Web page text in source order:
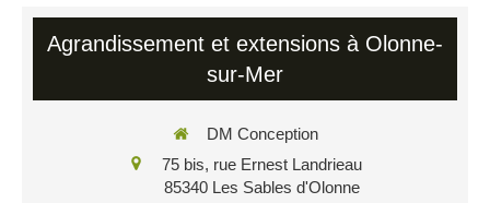
Agrandissement et extensions à Olonne-
sur-Mer
DM Conception
75 bis, rue Ernest Landrieau
85340 Les Sables d'Olonne